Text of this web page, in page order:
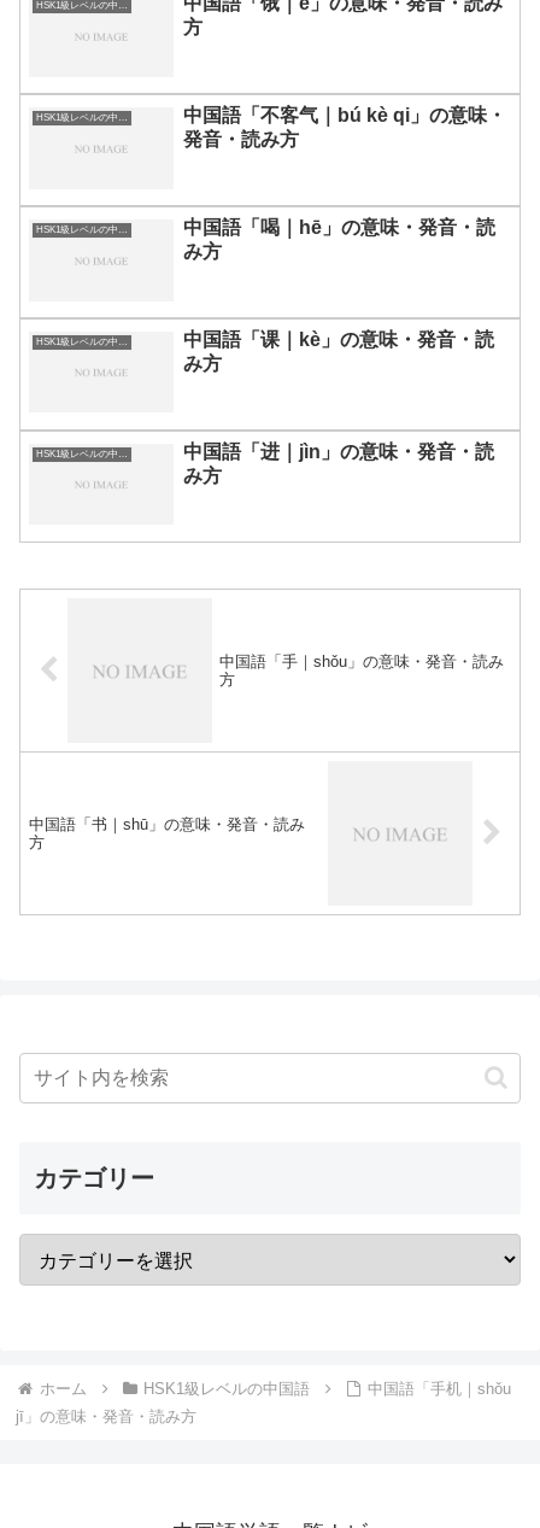
HSK1級レベルの中国語
方
HSK1級レベルの中国語
中国語「不客气｜bú kè qi」の意味・
発音・読み方
HSK1級レベルの中国語
中国語「喝｜hē」の意味・発音・読
み方
中国語「课｜kè」の意味・発音・読
み方
中国語「进｜jìn」の意味・発音・読
み方
中国語「手｜shǒu」の意味・発音・読み
方
中国語「书｜shū」の意味・発音・読み
方
カテゴリー
ホーム HSK1級レベルの中国語
中国語「手机｜shǒu
jī」の意味・発音・読み方